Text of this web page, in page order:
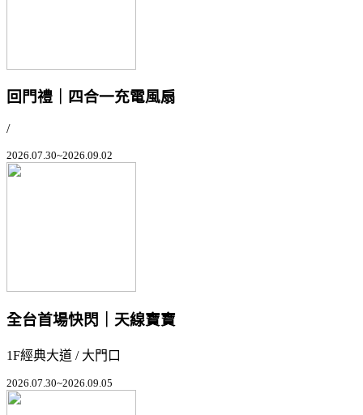
回門禮｜四合一充電風扇
/
2026.07.30~2026.09.02
全台首場快閃｜天線寶寶
1F經典大道 / 大門口
2026.07.30~2026.09.05